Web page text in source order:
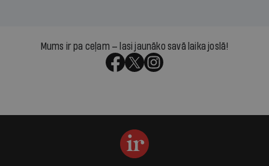
Mums ir pa ceļam — lasi jaunāko savā laika joslā!